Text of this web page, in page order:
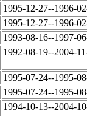
1995-12-27--1996-
1995-12-27--1996-
1993-08-16--1997-
1992-08-19--2004-
1995-07-24--1995-
1995-07-24--1995-
1994-10-13--2004-